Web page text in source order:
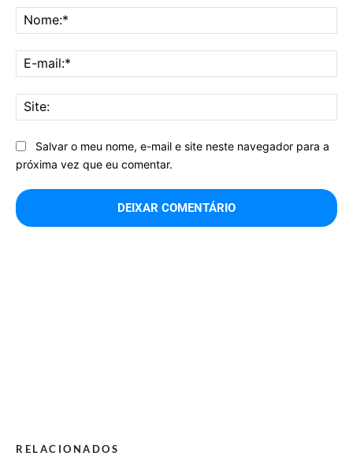
Salvar o meu nome, e-mail e site neste navegador para a
próxima vez que eu comentar.
RELACIONADOS